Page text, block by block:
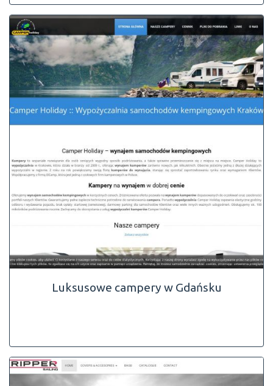
Luksusowe campery w Gdańsku